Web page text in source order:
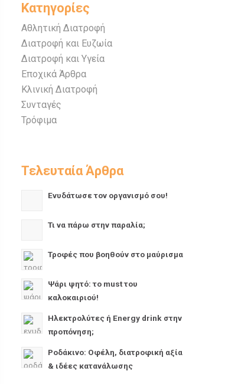
Κατηγορίες
Αθλητική Διατροφή
Διατροφή και Ευζωία
Διατροφή και Υγεία
Εποχικά Άρθρα
Κλινική Διατροφή
Συνταγές
Τρόφιμα
Τελευταία Άρθρα
Ενυδάτωσε τον οργανισμό σου!
Τι να πάρω στην παραλία;
Τροφές που βοηθούν στο μαύρισμα
Ψάρι ψητό: το must του
καλοκαιριού!
Ηλεκτρολύτες ή Energy drink στην
προπόνηση;
Ροδάκινο: Οφέλη, διατροφική αξία
& ιδέες κατανάλωσης